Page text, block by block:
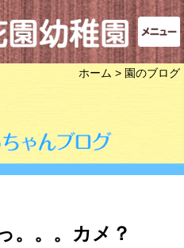
ホーム > 園のブログ
。。。カメ？